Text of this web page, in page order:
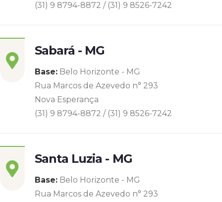
(31) 9 8794-8872 / (31) 9 8526-7242
Sabará - MG
Base: Belo Horizonte - MG
Rua Marcos de Azevedo n° 293
Nova Esperança
(31) 9 8794-8872 / (31) 9 8526-7242
Santa Luzia - MG
Base: Belo Horizonte - MG
Rua Marcos de Azevedo n° 293